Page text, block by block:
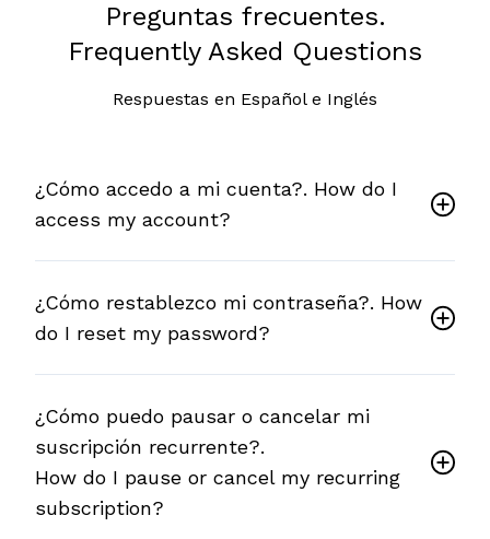
Preguntas frecuentes.
Frequently Asked Questions
Respuestas en Español e Inglés
¿Cómo accedo a mi cuenta?. How do I
access my account?
¿Cómo restablezco mi contraseña?. How
do I reset my password?
¿Cómo puedo pausar o cancelar mi
suscripción recurrente?.
How do I pause or cancel my recurring
subscription?